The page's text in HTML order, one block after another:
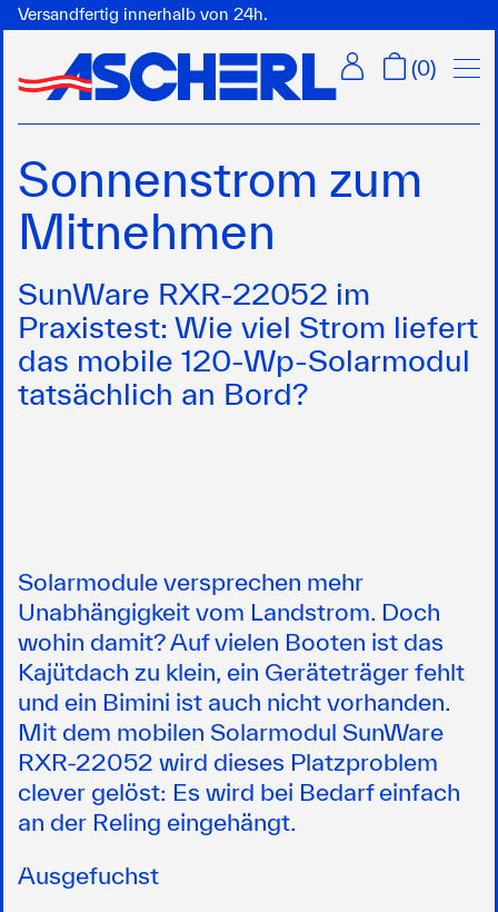
Versandfertig innerhalb von 24h.
(0)
Sonnenstrom zum
Mitnehmen
SunWare RXR-22052 im
Praxistest: Wie viel Strom liefert
das mobile 120-Wp-Solarmodul
tatsächlich an Bord?
Solarmodule versprechen mehr
Unabhängigkeit vom Landstrom. Doch
wohin damit? Auf vielen Booten ist das
Kajütdach zu klein, ein Geräteträger fehlt
und ein Bimini ist auch nicht vorhanden.
Mit dem mobilen Solarmodul SunWare
RXR-22052 wird dieses Platzproblem
clever gelöst: Es wird bei Bedarf einfach
an der Reling eingehängt.
Ausgefuchst